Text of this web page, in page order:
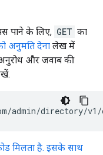
पाने के लिए, GET का
अनुमति देना लेख में
और जवाब की
admin/directory/v1/
मिलता है. इसके साथ